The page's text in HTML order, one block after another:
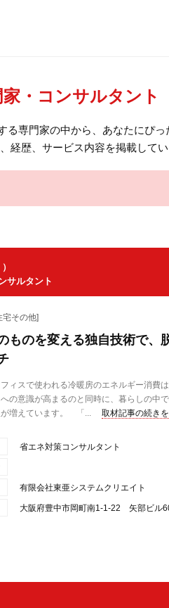
・コンサルタント
る専門家の中から、あなたにぴ
経歴、サービス内容を掲載してい
サルタント
宅その他]
ものを変える独自技術で、
ィスで使われる冷暖房のエネルギー消費
の意識が高まるのと同時に、暮らしの中
が増えています。 「...
取材記事の続き
省エネ対策コンサルタント
有限会社東亜システムクリエイト
大阪府豊中市岡町南1-1-22 矢部ビル